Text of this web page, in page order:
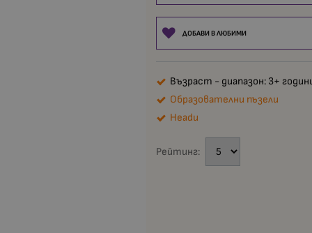
ДОБАВИ В ЛЮБИМИ
Възраст - диапазон: 3+
Образователни пъзели
Headu
Рейтинг: